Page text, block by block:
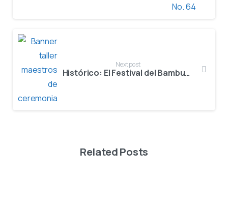
Next post
Histórico: El Festival del Bambuco fortalece su esencia con el Primer Taller de Formación Cultural para Maestros de Ceremonia.
Related Posts